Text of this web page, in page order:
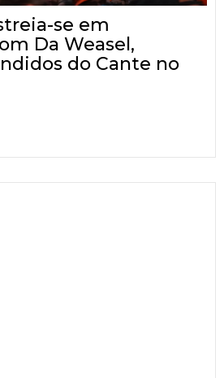
se em
Da Weasel,
do Cante no